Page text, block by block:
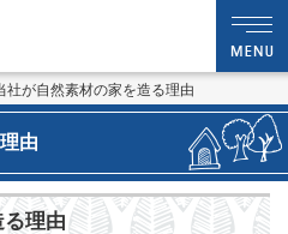
社が自然素材の家を造る理由
由
建てなら夢を現実にする工務店のsora
築・注文住宅・新築戸建てなら工務店の
理由